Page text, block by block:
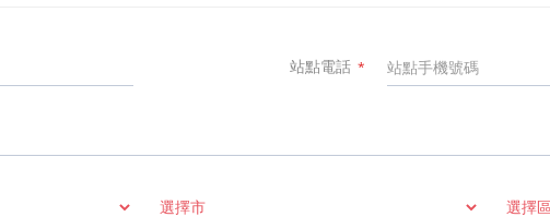
站點電話 *